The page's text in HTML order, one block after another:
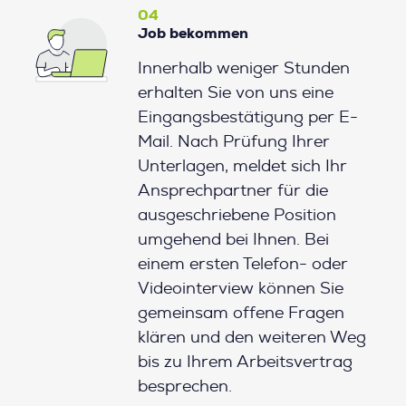
04
Job bekommen
Innerhalb weniger Stunden
erhalten Sie von uns eine
Eingangsbestätigung per E-
Mail. Nach Prüfung Ihrer
Unterlagen, meldet sich Ihr
Ansprechpartner für die
ausgeschriebene Position
umgehend bei Ihnen. Bei
einem ersten Telefon- oder
Videointerview können Sie
gemeinsam offene Fragen
klären und den weiteren Weg
bis zu Ihrem Arbeitsvertrag
besprechen.